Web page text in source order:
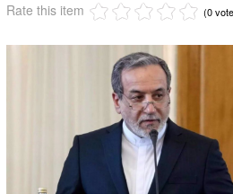
Rate this item (0